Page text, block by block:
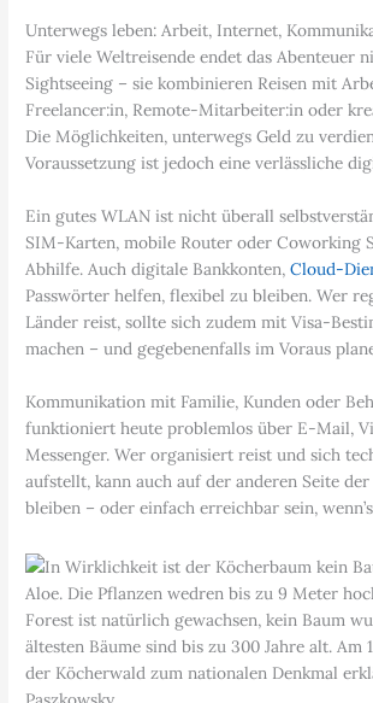
Unterwegs leben: Arbeit, Internet,
Für viele Weltreisende endet das Abenteuer
Sightseeing – sie kombinieren Reisen mit
Freelancer:in, Remote-Mitarbeiter:in oder
Die Möglichkeiten, unterwegs Geld zu
Voraussetzung ist jedoch eine verlässliche
Ein gutes WLAN ist nicht überall
SIM-Karten, mobile Router oder Coworking
Abhilfe. Auch digitale Bankkonten,Cloud-
Passwörter helfen, flexibel zu bleiben. Wer
Länder reist, sollte sich zudem mit Visa-
machen – und gegebenenfalls im Voraus
Kommunikation mit Familie, Kunden oder
funktioniert heute problemlos über E-Mail,
Messenger. Wer organisiert reist und sich
aufstellt, kann auch auf der anderen Seite
bleiben – oder einfach erreichbar sein,